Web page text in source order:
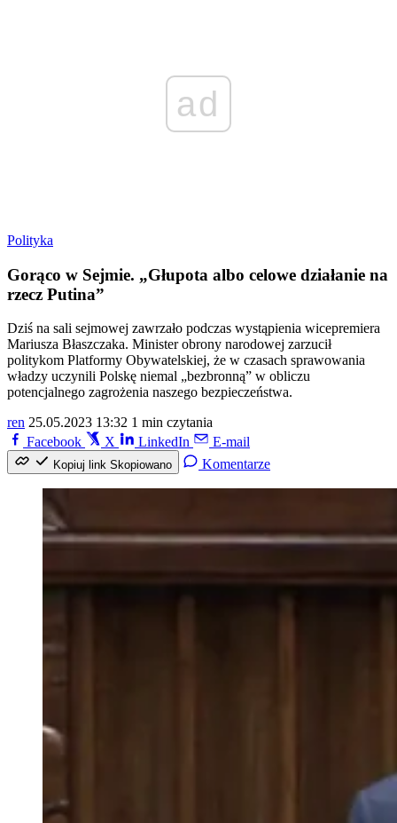
ad
Polityka
Gorąco w Sejmie. „Głupota albo celowe działanie na
rzecz Putina”
Dziś na sali sejmowej zawrzało podczas wystąpienia wicepremiera
Mariusza Błaszczaka. Minister obrony narodowej zarzucił
politykom Platformy Obywatelskiej, że w czasach sprawowania
władzy uczynili Polskę niemal „bezbronną” w obliczu
potencjalnego zagrożenia naszego bezpieczeństwa.
ren 25.05.2023 13:32 1 min czytania
Facebook
X LinkedIn E-mail
Kopiuj link Skopiowano Komentarze